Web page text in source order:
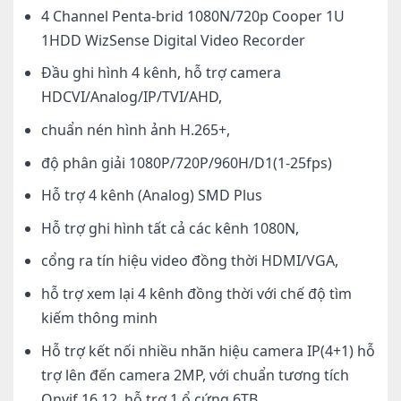
4 Channel Penta-brid 1080N/720p Cooper 1U
1HDD WizSense Digital Video Recorder
Đầu ghi hình 4 kênh, hỗ trợ camera
HDCVI/Analog/IP/TVI/AHD,
chuẩn nén hình ảnh H.265+,
độ phân giải 1080P/720P/960H/D1(1-25fps)
Hỗ trợ 4 kênh (Analog) SMD Plus
Hỗ trợ ghi hình tất cả các kênh 1080N,
cổng ra tín hiệu video đồng thời HDMI/VGA,
hỗ trợ xem lại 4 kênh đồng thời với chế độ tìm
kiếm thông minh
Hỗ trợ kết nối nhiều nhãn hiệu camera IP(4+1) hỗ
trợ lên đến camera 2MP, với chuẩn tương tích